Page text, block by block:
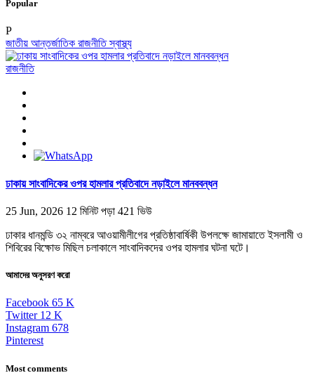
Popular
P
জাতীয় আন্তর্জাতিক রাজনীতিস্বাস্থ্য
রাজনীতি
ঢাকায় সাংবাদিকের ওপর হামলার প্রতিবাদে নড়াইলে মানববন্ধন
25 Jun, 2026 12 মিনিট পড়া 421 ভিউ
ঢাকার ধানমন্ডি ৩২ নাম্বরে আওয়ামীলীগের প্রতিষ্ঠাবার্ষিকী উপলক্ষে জামায়াতে ইসলামী ও
শিবিরের বিক্ষোভ মিছিল চলাকালে সাংবাদিকদের ওপর হামলার ঘটনা ঘটে।
আমাদের অনুসরণ করো
Facebook 65 K
Twitter 12 K
Instagram 678
Pinterest
Most comments